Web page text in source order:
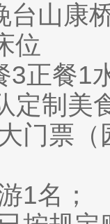
台山康
位
3正餐1
定制美
门票
1名；